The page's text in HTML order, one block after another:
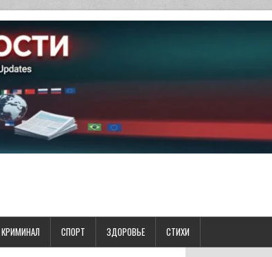
КРИМИНАЛ СПОРТ ЗДОРОВЬЕ СТИХИ